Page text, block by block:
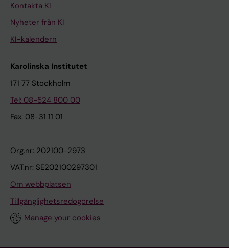
Kontakta KI
Nyheter från KI
KI-kalendern
Karolinska Institutet
171 77 Stockholm
Tel: 08-524 800 00
Fax: 08-31 11 01
Org.nr: 202100-2973
VAT.nr: SE202100297301
Om webbplatsen
Tillgänglighetsredogörelse
Manage your cookies